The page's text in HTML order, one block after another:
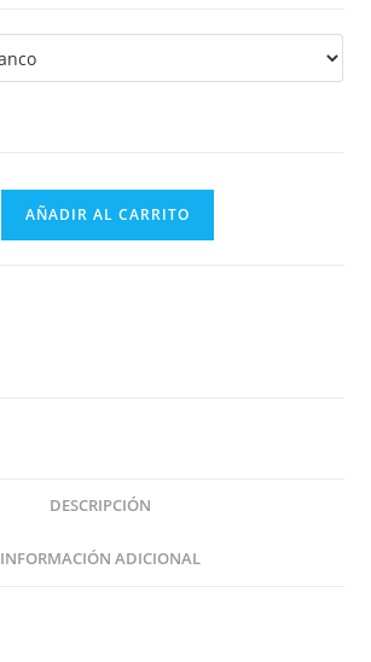
AÑADIR AL CARRITO
DESCRIPCIÓN
INFORMACIÓN ADICIONAL